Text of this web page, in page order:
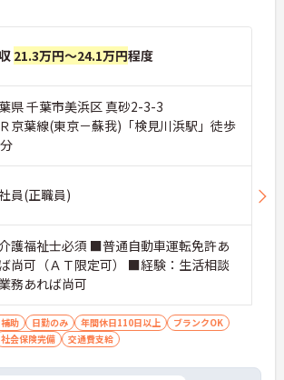
21.3万円～24.1万円程度
県 千葉市美浜区 真砂2-3-3
京葉線(東京－蘇我)「検見川浜駅」徒歩
員(正職員)
護福祉士必須 ■普通自動車運転免許あ
尚可（ＡＴ限定可） ■経験：生活相談
務あれば尚可
助 日勤のみ 年間休日110日以上
ブランクOK
社会保険完備 交通費支給